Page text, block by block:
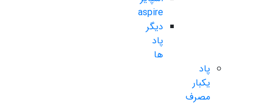
aspire
دیگر
پاد
ها
پاد
یکبار
مصرف